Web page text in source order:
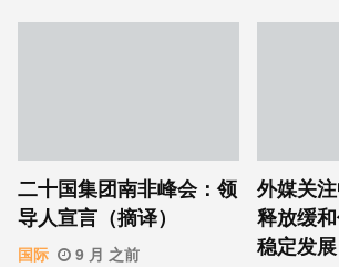
二十国集团南非峰会：领
导人宣言（摘译）
国际 9 月 之前
外媒关
释放缓
稳定发展